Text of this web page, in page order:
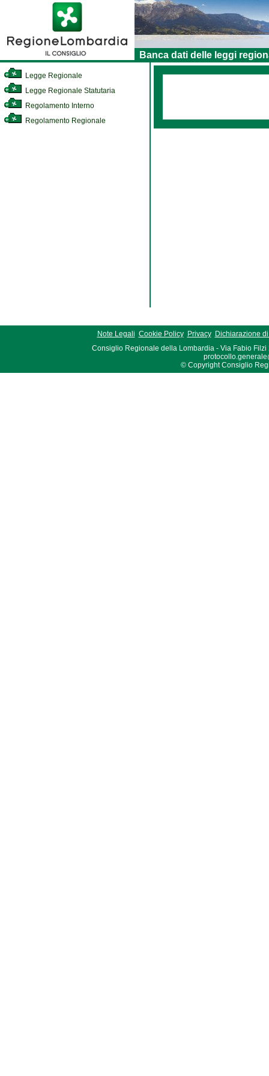
Banca dati delle leggi
Legge Regionale
Legge Regionale Statutaria
Regolamento Interno
Regolamento Regionale
Note Legali Cookie Policy Privacy
Dichiarazione
Consiglio Regionale della Lombardia - Via Fabio Filzi
© Copyright Consiglio